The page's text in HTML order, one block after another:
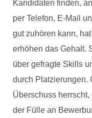
Kandidaten finden,
per Telefon, E-Mail
gut zuhören kann,
erhöhen das Gehalt.
über gefragte Skills
durch Platzierungen.
Überschuss
der Fülle an